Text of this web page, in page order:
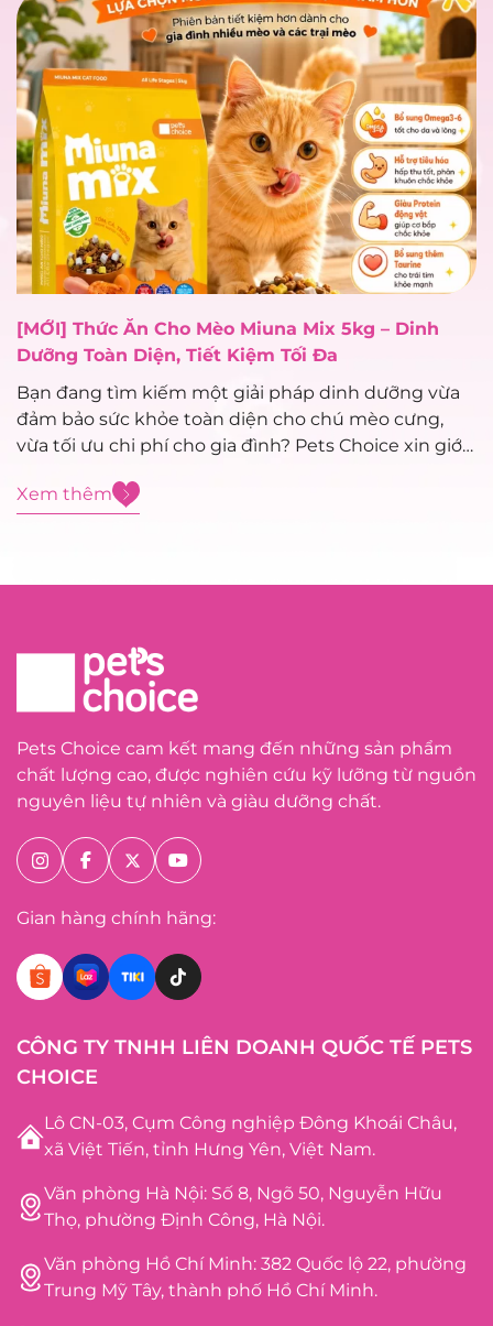
[MỚI] Thức Ăn Cho Mèo Miuna Mix 5kg – Dinh
Dưỡng Toàn Diện, Tiết Kiệm Tối Đa
Bạn đang tìm kiếm một giải pháp dinh dưỡng vừa
đảm bảo sức khỏe toàn diện cho chú mèo cưng,
vừa tối ưu chi phí cho gia đình? Pets Choice xin giới
cho mèo Miuna Mix 5kg – dòng...
Xem thêm
Pets Choice cam kết mang đến những sản phẩm
chất lượng cao, được nghiên cứu kỹ lưỡng từ nguồn
nguyên liệu tự nhiên và giàu dưỡng chất.
Gian hàng chính hãng:
CÔNG TY TNHH LIÊN DOANH QUỐC TẾ PETS
CHOICE
Lô CN-03, Cụm Công nghiệp Đông Khoái Châu,
xã Việt Tiến, tỉnh Hưng Yên, Việt Nam.
Văn phòng Hà Nội: Số 8, Ngõ 50, Nguyễn Hữu
Thọ, phường Định Công, Hà Nội.
Văn phòng Hồ Chí Minh: 382 Quốc lộ 22, phường
Trung Mỹ Tây, thành phố Hồ Chí Minh.